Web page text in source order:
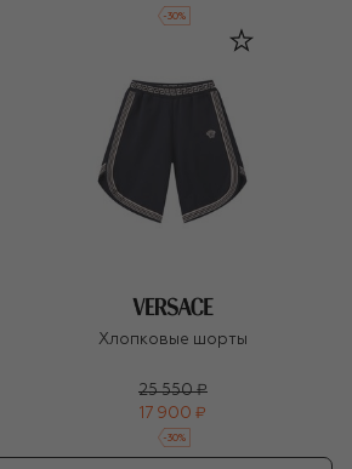
-30%
Хлопковые шорты
25 550 ₽
17 900 ₽
-30%